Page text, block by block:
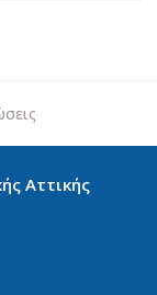
Αττικής